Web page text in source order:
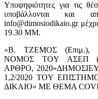
Υποψηφιότητες για τις
υποβάλλονται και
info@dimosiodikaio.gr
19.30 ΜΜ.
«Β. ΤΖΕΜΟΣ
ΝΟΜΟΣ TOY ΑΣΕΠ
ΑΡΘΡΟ,
1,2/2020 TOY
ΔΙΚΑΙΟ» ΜΕ ΘΕΜΑ